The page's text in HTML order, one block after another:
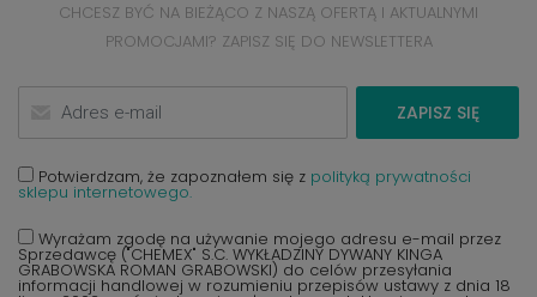
CHCESZ BYĆ NA BIEŻĄCO Z NASZĄ OFERTĄ I AKTUALNYMI
PROMOCJAMI? ZAPISZ SIĘ DO NEWSLETTERA
ZAPISZ SIĘ
Potwierdzam, że zapoznałem się z polityką prywatności
sklepu internetowego.
Wyrażam zgodę na używanie mojego adresu e-mail przez
Sprzedawcę ("CHEMEX" S.C. WYKŁADZINY DYWANY KINGA
GRABOWSKA ROMAN GRABOWSKI) do celów przesyłania
informacji handlowej w rozumieniu przepisów ustawy z dnia 18